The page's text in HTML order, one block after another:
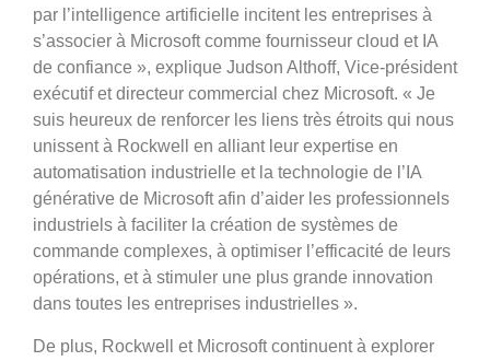
par l’intelligence artificielle incitent les entreprises à
s’associer à Microsoft comme fournisseur cloud et IA
de confiance », explique Judson Althoff, Vice-président
exécutif et directeur commercial chez Microsoft. « Je
suis heureux de renforcer les liens très étroits qui nous
unissent à Rockwell en alliant leur expertise en
automatisation industrielle et la technologie de l’IA
générative de Microsoft afin d’aider les professionnels
industriels à faciliter la création de systèmes de
commande complexes, à optimiser l’efficacité de leurs
opérations, et à stimuler une plus grande innovation
dans toutes les entreprises industrielles ».
De plus, Rockwell et Microsoft continuent à explorer